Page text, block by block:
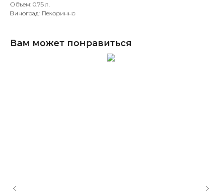
Объем: 0.75 л.
Виноград: Пекоринно
Вам может понравиться